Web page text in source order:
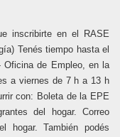
inscribirte en el RASE
Tenés tiempo hasta el
de Empleo, en la
a viernes de 7 h a 13 h
con: Boleta de la EPE
del hogar. Correo
hogar. También podés